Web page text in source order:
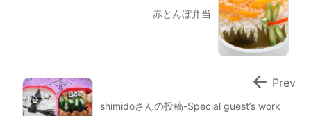
赤とんぼ弁当
shimidoさんの投稿-Special guest’s work
 Prev